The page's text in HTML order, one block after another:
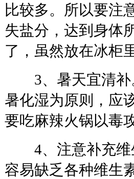
比较多。所以要注
失盐分，达到身体
了，虽然放在冰柜
3、暑天宜清补
暑化湿为原则，应
要吃麻辣火锅以毒
4、注意补充维
容易缺乏各种维生